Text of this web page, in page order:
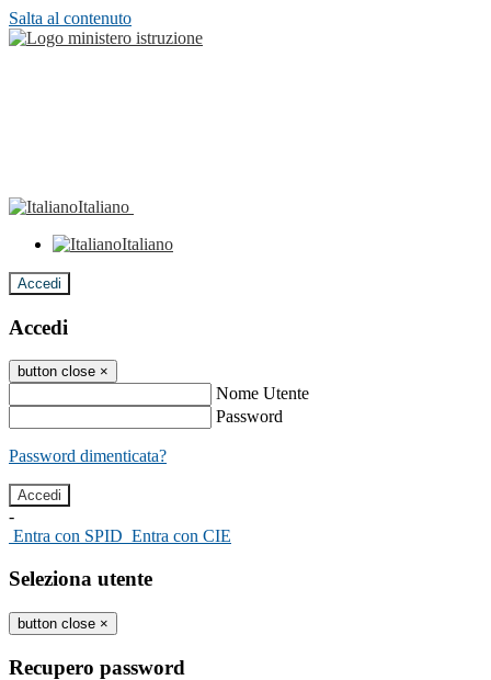
Salta al contenuto
Italiano
Italiano
Accedi
Accedi
button close ×
Nome Utente
Password
Password dimenticata?
-
Entra con SPID Entra con CIE
Seleziona utente
button close ×
Recupero password